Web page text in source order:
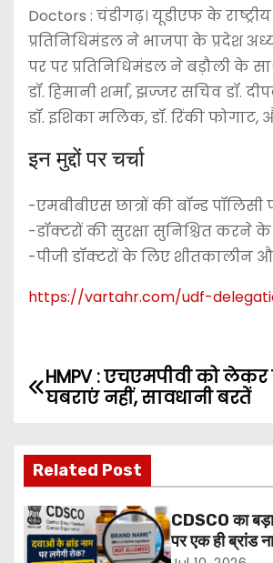
Doctors : चंडीगढ़। यूडीएफ के
प्रतिनिधिमंडल ने भाजपा के प्रदेश
पर पर प्रतिनिधिमंडल ने बड़ौली के
डॉ. हिमानी शर्मा, झज्जर सचिव डॉ.
डॉ. इशिका मलिक, डॉ. रिंकी फोगाट,
इन मुद्दों पर चर्चा
-एमबीबीएस छात्रों की बॉन्ड
-डॉक्टरों की सुरक्षा सुनिश्चित करने के
-पीजी डॉक्टरों के लिए शीतकालीन
https://vartahr.com/udf-
P
s
t
n
HMPV : एचएमपीवी को लेकर
घबराएं नहीं, सावधानी बरतें
Related Post
CDSCO का
पर एक ही ब्रांड